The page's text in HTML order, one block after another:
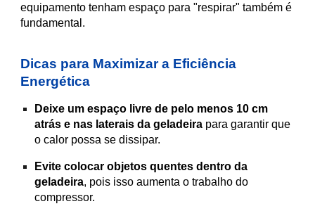
equipamento tenham espaço para "respirar" também é
fundamental.
Dicas para Maximizar a Eficiência
Energética
Deixe um espaço livre de pelo menos 10 cm
atrás e nas laterais da geladeira para garantir que
o calor possa se dissipar.
Evite colocar objetos quentes dentro da
geladeira, pois isso aumenta o trabalho do
compressor.